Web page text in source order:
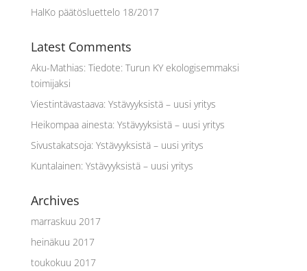
HalKo päätösluettelo 18/2017
Latest Comments
Aku-Mathias: Tiedote: Turun KY ekologisemmaksi
toimijaksi
Viestintävastaava: Ystävyyksistä – uusi yritys
Heikompaa ainesta: Ystävyyksistä – uusi yritys
Sivustakatsoja: Ystävyyksistä – uusi yritys
Kuntalainen: Ystävyyksistä – uusi yritys
Archives
marraskuu 2017
heinäkuu 2017
toukokuu 2017